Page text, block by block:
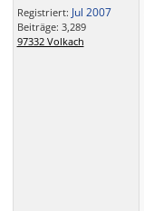
Registriert: Jul 2007
Beiträge: 3,289
97332 Volkach